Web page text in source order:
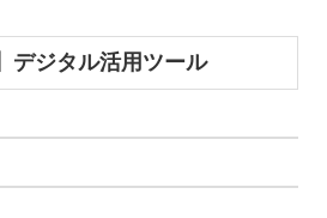
デジタル活用ツール